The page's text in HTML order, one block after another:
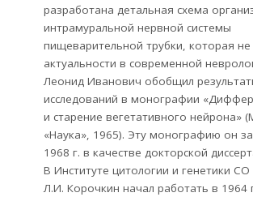
разработана детальная схема
интрамуральной нервной системы
пищеварительной трубки, которая не
актуальности в современной
Леонид Иванович обобщил
исследований в монографии
и старение вегетативного нейрона»
«Наука», 1965). Эту монографию он
1968 г. в качестве докторской
В Институте цитологии и генетики
Л.И. Корочкин начал работать в 1964